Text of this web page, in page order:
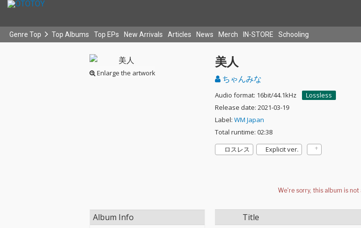
Genre Top Top Albums Top EPs New Arrivals Articles News Merch IN-STORE Schooling
Enlarge the artwork
美人
ちゃんみな
Audio format: 16bit/44.1kHz
Lossless
Release date: 2021-03-19
Label: WM Japan
Total runtime: 02:38
ロスレス
Explicit ver.
Title
Album Info